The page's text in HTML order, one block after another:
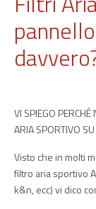
VI SPIEGO
ARIA SPORTIVO
Visto che in molti
filtro aria sportivo
k&n, ecc) vi dico